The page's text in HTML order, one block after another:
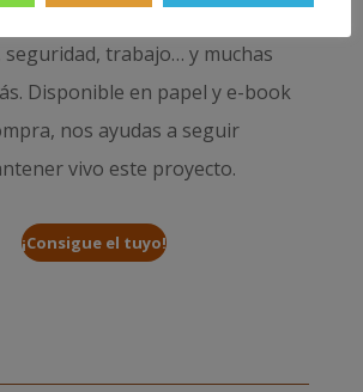
tus dudas sobre visados,
seguridad, trabajo… y muchas
Disponible en papel y e-book
nos ayudas a seguir
vivo este proyecto.
¡Consigue el tuyo!